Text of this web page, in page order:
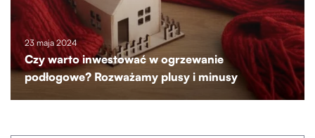
23 maja 2024
Czy warto inwestować w ogrzewanie
podłogowe? Rozważamy plusy i minusy